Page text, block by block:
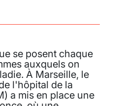
se posent chaque
auxquels on
À Marseille, le
l'hôpital de la
a mis en place une